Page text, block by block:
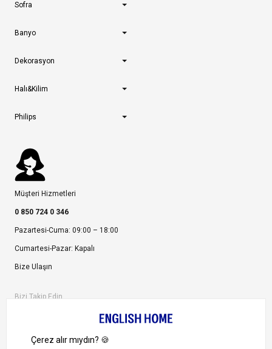
Sofra
Banyo
Dekorasyon
Halı&Kilim
Philips
Müşteri Hizmetleri
0 850 724 0 346
Pazartesi-Cuma: 09:00 – 18:00
Cumartesi-Pazar: Kapalı
Bize Ulaşın
Bizi Takip Edin